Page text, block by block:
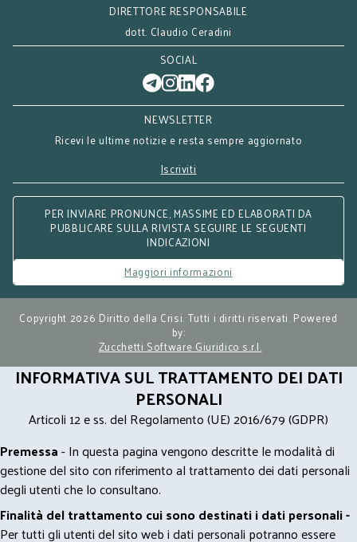
DIRETTORE RESPONSABILE
dott. Claudio Ceradini
SOCIAL
NEWSLETTER
Ricevi le ultime notizie e resta sempre aggiornato
Iscriviti
PER INVIARE PRONUNCE, MASSIME ED ELABORATI DA
PUBBLICARE SULLA RIVISTA SEGUIRE LE SEGUENTI
INDICAZIONI
Maggiori informazioni
Copyright 2026 Diritto della Crisi. Tutti i diritti riservati. Powered
by:
Zucchetti Software Giuridico s.r.l.
INFORMATIVA SUL TRATTAMENTO DEI DATI
PERSONALI
Articoli 12 e ss. del Regolamento (UE) 2016/679 (GDPR)
Premessa- In questa pagina vengono descritte le modalità di
gestione del sito con riferimento al trattamento dei dati personali
degli utenti che lo consultano.
Finalità del trattamento cui sono destinati i dati personali -
Per tutti gli utenti del sito web i dati personali potranno essere